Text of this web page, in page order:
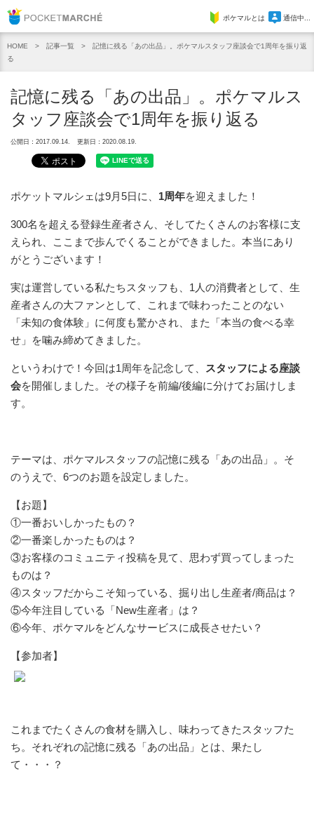
Pocket Marcheポケマルとは 通信中...
HOME 記事一覧
記憶に残る「あの出品」。ポケマルスタッフ座談会で1周年を振り返
る
記憶に残る「あの出品」。ポケマルス
タッフ座談会で1周年を振り返る
公開日：2017.09.14. 更新日：2020.08.19.
ポケットマルシェは9月5日に、 1周年を迎えました！
300名を超える登録生産者さん、そしてたくさんのお客様に支
えられ、ここまで歩んでくることができました。本当にあり
がとうございます！
実は運営している私たちスタッフも、1人の消費者として、生
産者さんの大ファンとして、これまで味わったことのない
「未知の食体験」に何度も驚かされ、また「本当の食べる幸
せ」を噛み締めてきました。
というわけで！今回は1周年を記念して、
スタッフによる座談
会を開催しました。その様子を前編/後編に分けてお届けしま
す。
テーマは、ポケマルスタッフの記憶に残る「あの出品」。そ
のうえで、6つのお題を設定しました。
【お題】
①一番おいしかったもの？
②一番楽しかったものは？
③お客様のコミュニティ投稿を見て、思わず買ってしまった
ものは？
④スタッフだからこそ知っている、掘り出し生産者/商品は？
⑤今年注目している「New生産者」は？
⑥今年、ポケマルをどんなサービスに成長させたい？
【参加者】
これまでたくさんの食材を購入し、味わってきたスタッフた
ち。それぞれの記憶に残る「あの出品」とは、果たし
て・・・？